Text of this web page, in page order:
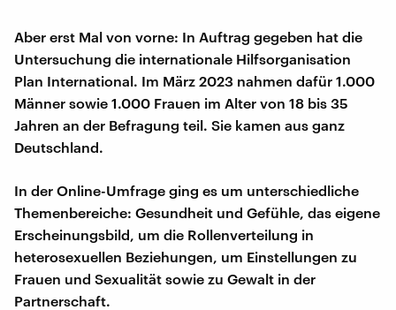
Aber erst Mal von vorne: In Auftrag gegeben hat die
Untersuchung die internationale Hilfsorganisation
Plan International. Im März 2023 nahmen dafür 1.000
Männer sowie 1.000 Frauen im Alter von 18 bis 35
Jahren an der ­Befragung teil. Sie kamen aus ganz
Deutschland.
In der Online-Umfrage ging es um unterschiedliche
Themenbereiche: Gesundheit und Gefühle, das eigene
Erscheinungsbild, um die Rollenverteilung in
heterosexuellen Beziehungen, um Einstellungen zu
Frauen und Sexualität sowie zu Gewalt in der
Partnerschaft.